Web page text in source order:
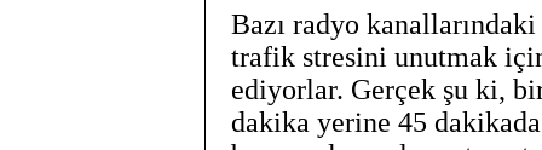
Bazı radyo
trafik stresini unutmak
ediyorlar. Gerçek şu ki,
dakika yerine 45